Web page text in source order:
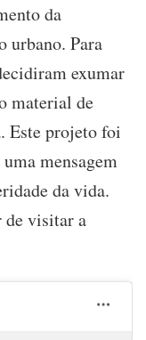
da
urbano. Para
exumar
material de
Este projeto foi
mensagem
da vida.
de visitar a